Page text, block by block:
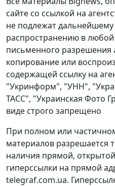
сайте со ссылкой на
не подлежат
распространению в
письменного разрешения
копирование или
содержащей ссылку на
"Укринформ", "УНН",
ТАСС", "Украинская Фото
виде строго запрещено
При полном или
материалов разрешается
наличия прямой,
гиперссылки на прямой
telegraf.com.ua.